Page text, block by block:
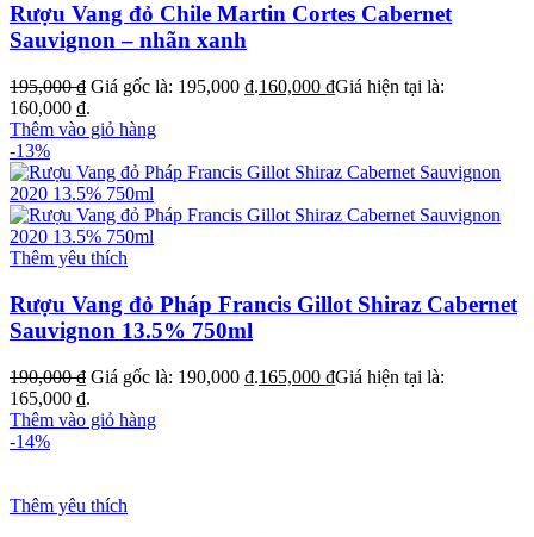
Rượu Vang đỏ Chile Martin Cortes Cabernet
Sauvignon – nhãn xanh
195,000₫ Giá gốc là: 195,000 ₫.160,000 ₫Giá hiện tại là:
160,000 ₫.
Thêm vào giỏ hàng
-13%
Thêm yêu thích
Rượu Vang đỏ Pháp Francis Gillot Shiraz Cabernet
Sauvignon 13.5% 750ml
190,000₫ Giá gốc là: 190,000 ₫.165,000 ₫Giá hiện tại là:
165,000 ₫.
Thêm vào giỏ hàng
-14%
Thêm yêu thích